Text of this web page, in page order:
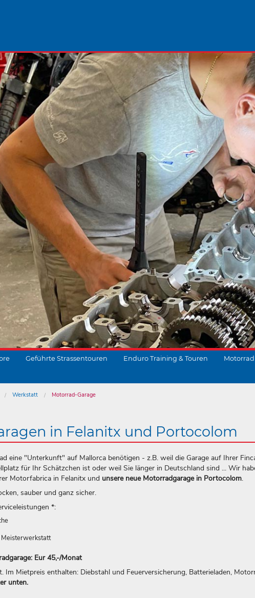
Geführte Strassentouren Enduro Training & Touren
Werkstatt
Motorrad-Garage
in Felanitx und Portocolom
eine "Unterkunft" auf Mallorca benötigen - z.B. weil die Garage auf Ihrer
für Ihr Schätzchen ist oder weil Sie länger in Deutschland sind ... Wir
Motorfabrica in Felanitx und unsere neue Motorradgarage in Portocolom.
sauber und ganz sicher.
*:
Eur 45,-/Monat
Im Mietpreis enthalten: Diebstahl und Feuerversicherung, Batterieladen,
unten.